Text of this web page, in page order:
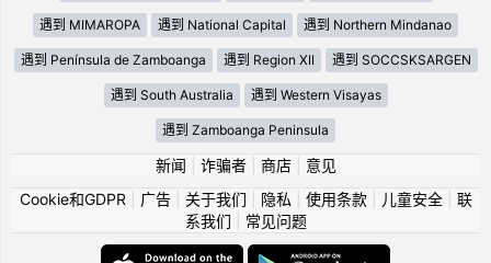
遇到 MIMAROPA 遇到 National Capital 遇到 Northern Mindanao
遇到 Península de Zamboanga 遇到 Region XII 遇到 SOCCSKSARGEN
遇到 South Australia 遇到 Western Visayas
遇到 Zamboanga Peninsula
新闻 诈骗者| 商店| 意见
Cookie和GDPR
广告| 关于我们 隐私 使用条款| 儿童安全| 联
系我们
常见问题